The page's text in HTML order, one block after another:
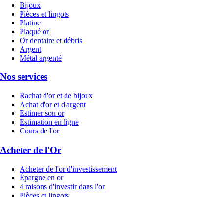
Bijoux
Pièces et lingots
Platine
Plaqué or
Or dentaire et débris
Argent
Métal argenté
Nos services
Rachat d'or et de bijoux
Achat d'or et d'argent
Estimer son or
Estimation en ligne
Cours de l'or
Acheter de l'Or
Acheter de l'or d'investissement
Épargne en or
4 raisons d'investir dans l'or
Pièces et lingots